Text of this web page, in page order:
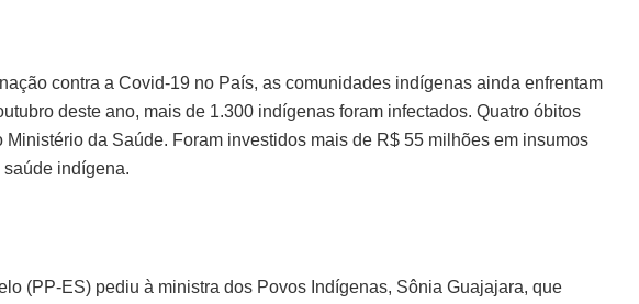
contra a Covid-19 no País, as comunidades indígenas ainda enfrentam
deste ano, mais de 1.300 indígenas foram infectados. Quatro óbitos
Ministério da Saúde. Foram investidos mais de R$ 55 milhões em insumos
indígena.
(PP-ES) pediu à ministra dos Povos Indígenas, Sônia Guajajara, que